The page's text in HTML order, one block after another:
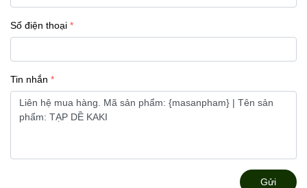
Số điện thoại
Tin nhắn
Gửi